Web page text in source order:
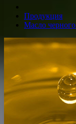
Продукция
Масло